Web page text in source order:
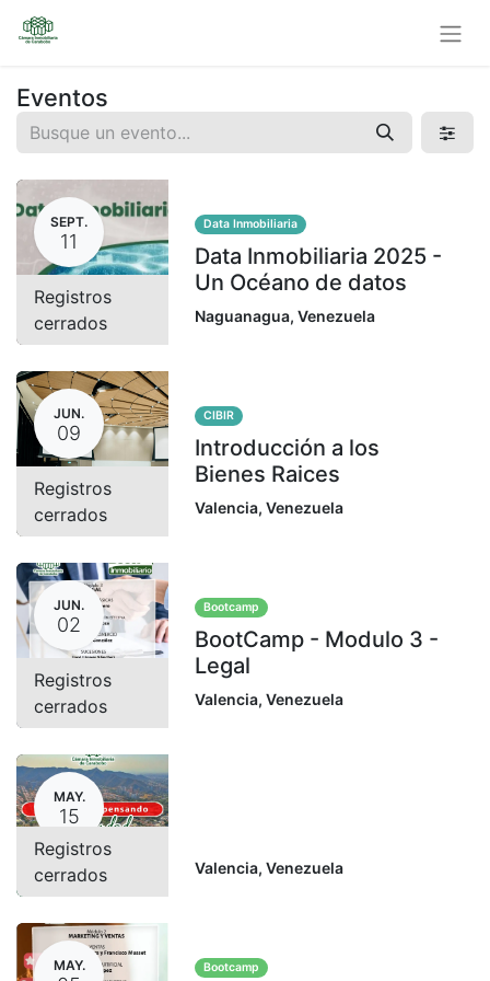
Eventos
SEPT.
11
Registros
cerrados
Data Inmobiliaria
Data Inmobiliaria 2025 -
Un Océano de datos
Naguanagua,Venezuela
JUN.
09
Registros
cerrados
CIBIR
Introducción a los
Bienes Raices
Valencia,Venezuela
JUN.
02
Registros
cerrados
Bootcamp
BootCamp - Modulo 3 -
Legal
Valencia,Venezuela
MAY.
15
Registros
cerrados
Valencia,Venezuela
MAY. Bootcamp